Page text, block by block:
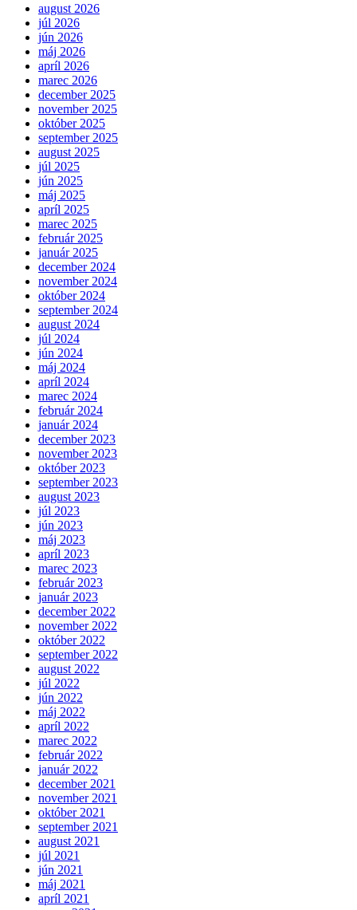
august 2026
júl 2026
jún 2026
máj 2026
apríl 2026
marec 2026
december 2025
november 2025
október 2025
september 2025
august 2025
júl 2025
jún 2025
máj 2025
apríl 2025
marec 2025
február 2025
január 2025
december 2024
november 2024
október 2024
september 2024
august 2024
júl 2024
jún 2024
máj 2024
apríl 2024
marec 2024
február 2024
január 2024
december 2023
november 2023
október 2023
september 2023
august 2023
júl 2023
jún 2023
máj 2023
apríl 2023
marec 2023
február 2023
január 2023
december 2022
november 2022
október 2022
september 2022
august 2022
júl 2022
jún 2022
máj 2022
apríl 2022
marec 2022
február 2022
január 2022
december 2021
november 2021
október 2021
september 2021
august 2021
júl 2021
jún 2021
máj 2021
apríl 2021